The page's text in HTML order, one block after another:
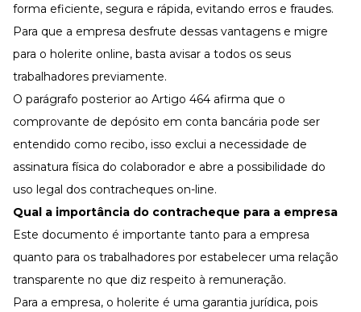
forma eficiente, segura e rápida, evitando erros e fraudes.
Para que a empresa desfrute dessas vantagens e migre
para o holerite online, basta avisar a todos os seus
trabalhadores previamente.
O parágrafo posterior ao Artigo 464 afirma que o
comprovante de depósito em conta bancária pode ser
entendido como recibo, isso exclui a necessidade de
assinatura física do colaborador e abre a possibilidade do
uso legal dos contracheques on-line.
Qual a importância do contracheque para a empresa
Este documento é importante tanto para a empresa
quanto para os trabalhadores por estabelecer uma relação
transparente no que diz respeito à remuneração.
Para a empresa, o holerite é uma garantia jurídica, pois